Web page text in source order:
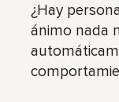
¿Hay
ánimo nada